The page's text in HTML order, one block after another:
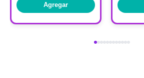
Agregar